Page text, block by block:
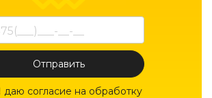
Отправить
даю согласие на обработку